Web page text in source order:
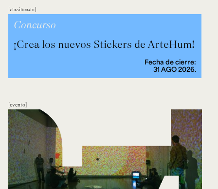
clasificado
Concurso
¡Crea los nuevos Stickers de ArteHum!
Fecha de cierre:
31 AGO 2026.
evento